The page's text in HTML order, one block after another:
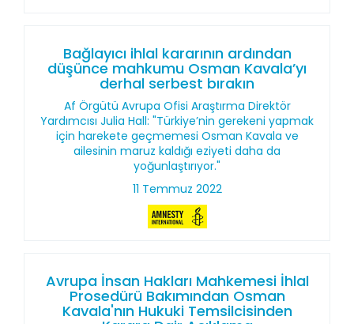
Bağlayıcı ihlal kararının ardından
düşünce mahkumu Osman Kavala’yı
derhal serbest bırakın
Af Örgütü Avrupa Ofisi Araştırma Direktör
Yardımcısı Julia Hall: "Türkiye’nin gerekeni yapmak
için harekete geçmemesi Osman Kavala ve
ailesinin maruz kaldığı eziyeti daha da
yoğunlaştırıyor."
11 Temmuz 2022
Avrupa İnsan Hakları Mahkemesi İhlal
Prosedürü Bakımından Osman
Kavala'nın Hukuki Temsilcisinden